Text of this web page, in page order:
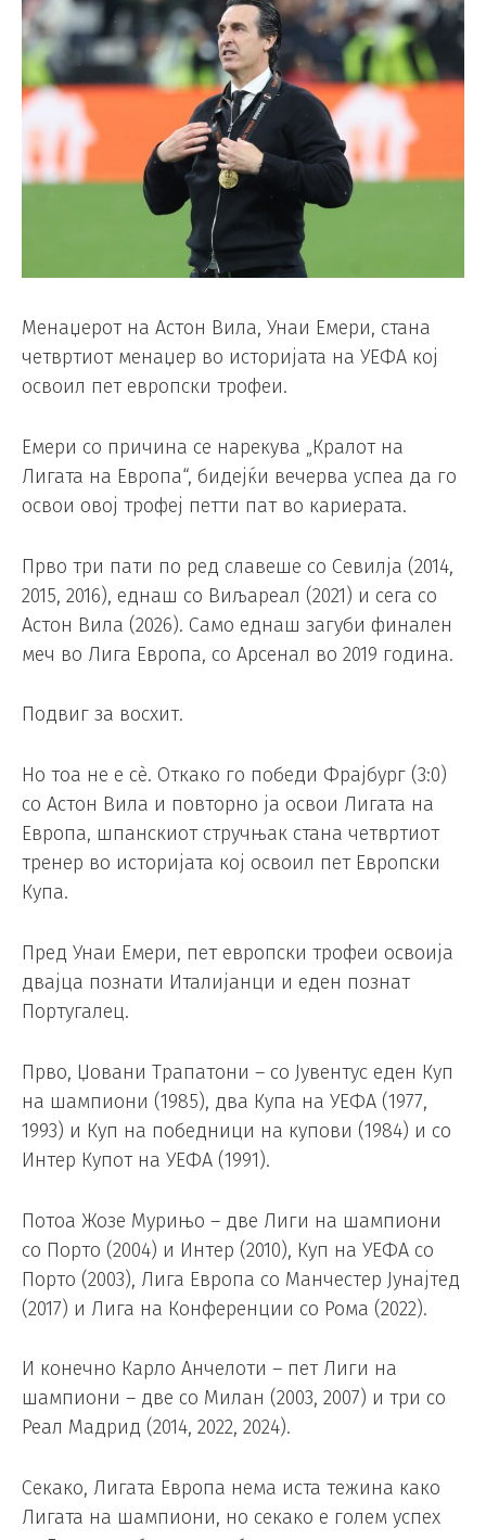
Менаџерот на Астон Вила, Унаи Емери, стана
четвртиот менаџер во историјата на УЕФА кој
освоил пет европски трофеи.
Емери со причина се нарекува „Кралот на
Лигата на Европа“, бидејќи вечерва успеа да го
освои овој трофеј петти пат во кариерата.
Прво три пати по ред славеше со Севилја (2014,
2015, 2016), еднаш со Виљареал (2021) и сега со
Астон Вила (2026). Само еднаш загуби финален
меч во Лига Европа, со Арсенал во 2019 година.
Подвиг за восхит.
Но тоа не е сè. Откако го победи Фрајбург (3:0)
со Астон Вила и повторно ја освои Лигата на
Европа, шпанскиот стручњак стана четвртиот
тренер во историјата кој освоил пет Европски
Купа.
Пред Унаи Емери, пет европски трофеи освоија
двајца познати Италијанци и еден познат
Португалец.
Прво, Џовани Трапатони – со Јувентус еден Куп
на шампиони (1985), два Купа на УЕФА (1977,
1993) и Куп на победници на купови (1984) и со
Интер Купот на УЕФА (1991).
Потоа Жозе Мурињо – две Лиги на шампиони
со Порто (2004) и Интер (2010), Куп на УЕФА со
Порто (2003), Лига Европа со Манчестер Јунајтед
(2017) и Лига на Конференции со Рома (2022).
И конечно Карло Анчелоти – пет Лиги на
шампиони – две со Милан (2003, 2007) и три со
Реал Мадрид (2014, 2022, 2024).
Секако, Лигата Европа нема иста тежина како
Лигата на шампиони, но секако е голем успех